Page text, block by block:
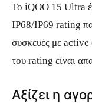
Το iQOO 15 Ultra
IP68/IP69 rating
συσκευές με active
του rating είναι
Αξίζει η